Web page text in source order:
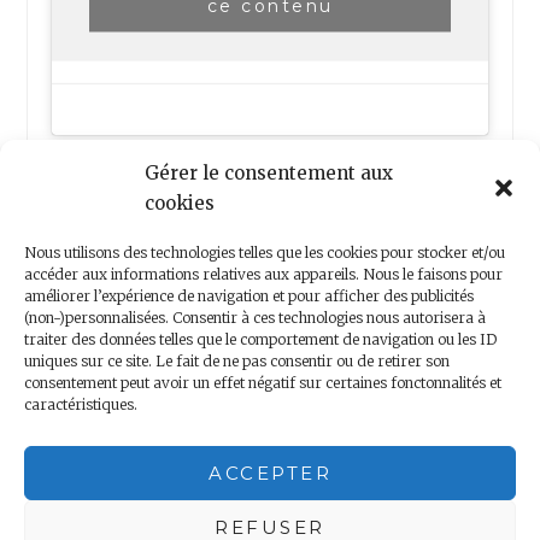
Gérer le consentement aux
cookies
Nous utilisons des technologies telles que les cookies pour stocker et/ou
accéder aux informations relatives aux appareils. Nous le faisons pour
améliorer l’expérience de navigation et pour afficher des publicités
(non-)personnalisées. Consentir à ces technologies nous autorisera à
traiter des données telles que le comportement de navigation ou les ID
uniques sur ce site. Le fait de ne pas consentir ou de retirer son
consentement peut avoir un effet négatif sur certaines fonctonnalités et
caractéristiques.
ACCEPTER
REFUSER
ce contenu
Nous contacter